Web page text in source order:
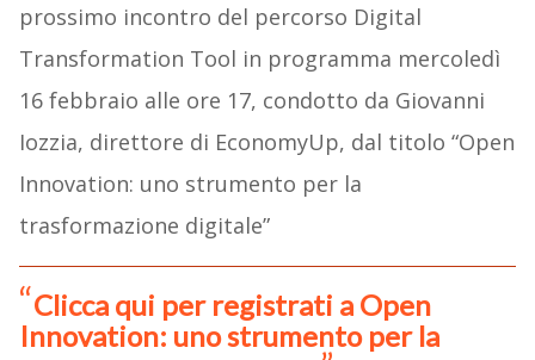
prossimo incontro del percorso Digital
Transformation Tool in programma mercoledì
16 febbraio alle ore 17, condotto da Giovanni
Iozzia, direttore di EconomyUp, dal titolo “Open
Innovation: uno strumento per la
trasformazione digitale”
Clicca qui per registrati a Open
Innovation: uno strumento per la